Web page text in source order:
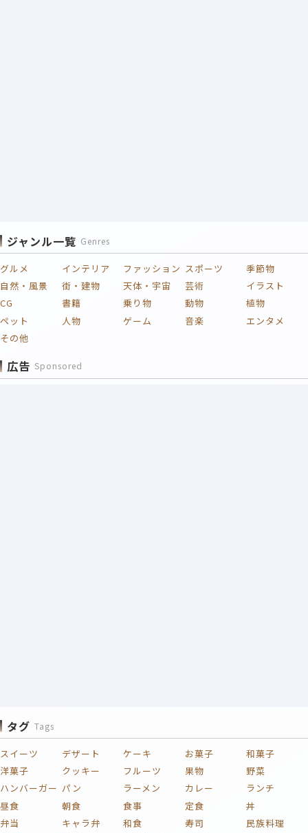
ジャンル一覧 Genres
グルメ インテリア ファッション スポーツ
季節物
自然・風景
街・建物 天体・宇宙 芸術
イラスト
CG
書籍 乗り物 動物
植物
ペット
人物 ゲーム 音楽
エンタメ
その他
広告 Sponsored
タグ Tags
スイーツ デザート ケーキ お菓子
和菓子
洋菓子
クッキー フルーツ 果物
野菜
ハンバーガー パン ラーメン カレー
ランチ
昼食
朝食 食事 定食
丼
弁当
キャラ弁 和食 寿司
民族料理